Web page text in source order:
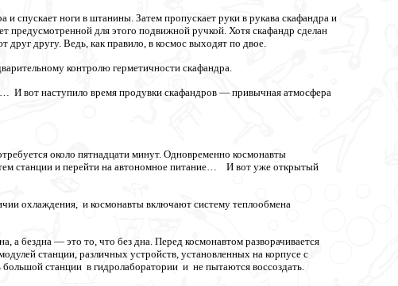
и спускает ноги в штанины. Затем пропускает руки в рукава скафандра и
предусмотренной для этого подвижной ручкой. Хотя скафандр сделан
другу. Ведь, как правило, в космос выходят по двое.
контролю герметичности скафандра.
И вот наступило время продувки скафандров — привычная атмосфера
около пятнадцати минут. Одновременно космонавты
станции и перейти на автономное питание… И вот уже открытый
охлаждения, и космонавты включают систему теплообмена
а бездна — это то, что без дна. Перед космонавтом разворачивается
станции, различных устройств, установленных на корпусе с
станции в гидролаборатории и не пытаются воссоздать.